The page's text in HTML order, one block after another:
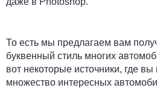
То есть мы предлагаем вам
буквенный стиль многих
вот некоторые источники, где
множество интересных